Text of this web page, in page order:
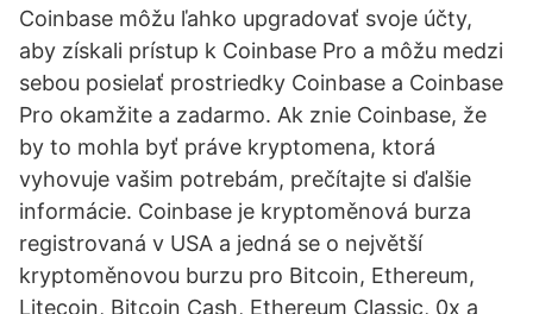
Coinbase môžu ľahko upgradovať svoje účty,
aby získali prístup k Coinbase Pro a môžu medzi
sebou posielať prostriedky Coinbase a Coinbase
Pro okamžite a zadarmo. Ak znie Coinbase, že
by to mohla byť práve kryptomena, ktorá
vyhovuje vašim potrebám, prečítajte si ďalšie
informácie. Coinbase je kryptoměnová burza
registrovaná v USA a jedná se o největší
kryptoměnovou burzu pro Bitcoin, Ethereum,
Litecoin, Bitcoin Cash, Ethereum Classic, 0x a